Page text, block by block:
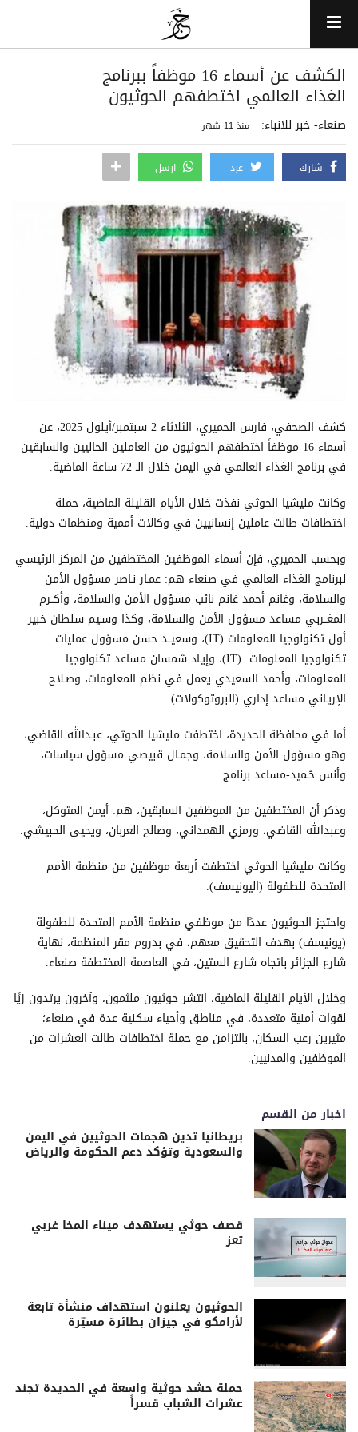
الكشف عن أسماء 16 موظفاً ببرنامج
الغذاء العالمي اختطفهم الحوثيون
صنعاء- خبر للانباء: منذ 11 شهر
شارك غرد ارسل
كشف الصحفي، فارس الحميري، الثلاثاء 2 سبتمبر/أيلول 2025، عن
أسماء 16 موظفاً اختطفهم الحوثيون من العاملين الحاليين والسابقين
في برنامج الغذاء العالمي في اليمن خلال الـ 72 ساعة الماضية.
وكانت مليشيا الحوثي نفذت خلال الأيام القليلة الماضية، حملة
اختطافات طالت عاملين إنسانيين في وكالات أممية ومنظمات دولية.
وبحسب الحميري، فإن أسماء الموظفين المختطفين من المركز الرئيسي
لبرنامج الغذاء العالمي في صنعاء هم: عمـار نـاصر مسؤول الأمن
والسلامة، وغانم أحمد غانم نائب مسؤول الأمن والسلامة، وأكــرم
المغــربي مساعد مسؤول الأمن والسلامة، وكذا وسـيم سلطان خبير
أول تكنولوجيا المعلومات (IT)، وسعيــد حسن مسؤول عمليات
تكنولوجيا المعلومات (IT)، وإيـاد شمسان مساعد تكنولوجيا
المعلومات، وأحمد السعيدي يعمل في نظم المعلومات، وصـلاح
الإريـاني مساعد إداري (البروتوكولات).
أما في محافظة الحديدة، اختطفت مليشيا الحوثي، عبـدالله القاضي،
وهو مسؤول الأمن والسلامة، وجمـال قبيصي مسؤول سياسات،
وأنس حُـميد-مساعد برنامج.
وذكر أن المختطفين من الموظفين السابقين، هم: أيمن المتوكل،
وعبدالله القاضي، ورمزي الهمداني، وصالح العربان، ويحيى الحبيشي.
وكانت مليشيا الحوثي اختطفت أربعة موظفين من منظمة الأمم
المتحدة للطفولة (اليونيسف).
واحتجز الحوثيون عددًا من موظفي منظمة الأمم المتحدة للطفولة
(يونيسف) بهدف التحقيق معهم، في بدروم مقر المنظمة، نهاية
شارع الجزائر باتجاه شارع الستين، في العاصمة المختطفة صنعاء.
وخلال الأيام القليلة الماضية، انتشر حوثيون ملثمون، وآخرون يرتدون زيًا
لقوات أمنية متعددة، في مناطق وأحياء سكنية عدة في صنعاء؛
مثيرين رعب السكان، بالتزامن مع حملة اختطافات طالت العشرات من
الموظفين والمدنيين.
اخبار من القسم
بريطانيا تدين هجمات الحوثيين في اليمن
والسعودية وتؤكد دعم الحكومة والرياض
قصف حوثي يستهدف ميناء المخا غربي
تعز
الحوثيون يعلنون استهداف منشأة تابعة
لأرامكو في جيزان بطائرة مسيّرة
حملة حشد حوثية واسعة في الحديدة تجند
عشرات الشباب قسراً